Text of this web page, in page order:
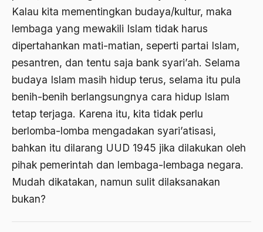
Kalau kita mementingkan budaya/kultur, maka
lembaga yang mewakili Islam tidak harus
dipertahankan mati-matian, seperti partai Islam,
pesantren, dan tentu saja bank syari’ah. Selama
budaya Islam masih hidup terus, selama itu pula
benih-benih berlangsungnya cara hidup Islam
tetap terjaga. Karena itu, kita tidak perlu
berlomba-lomba mengadakan syari’atisasi,
bahkan itu dilarang UUD 1945 jika dilakukan oleh
pihak pemerintah dan lembaga-lembaga negara.
Mudah dikatakan, namun sulit dilaksanakan
bukan?
amerika serikat
Amien Rais
Amin Iskandar
Amir
Amir Syakib Arsalan
Amirn Rais
amrozi
Anak ibrahim
Anatomi